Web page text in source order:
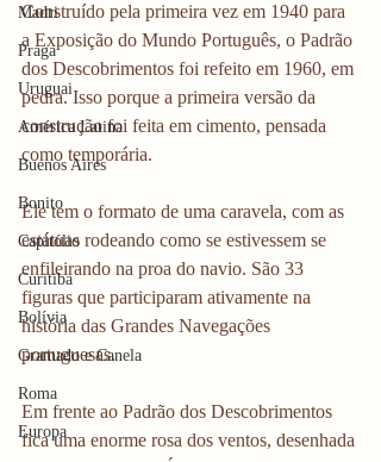
Madri
Praga
Uruguai
América Latina
Buenos Aires
Bonito
Capitólio
Curitiba
Bolívia
Gramado e Canela
Roma
Europa
Construído pela primeira vez em 1940 para
a Exposição do Mundo Português, o Padrão
dos Descobrimentos foi refeito em 1960, em
pedra. Isso porque a primeira versão da
construção foi feita em cimento, pensada
como temporária.
Ele tem o formato de uma caravela, com as
estátuas rodeando como se estivessem se
enfileirando na proa do navio. São 33
figuras que participaram ativamente na
história das Grandes Navegações
portuguesas.
Em frente ao Padrão dos Descobrimentos
fica uma enorme rosa dos ventos, desenhada